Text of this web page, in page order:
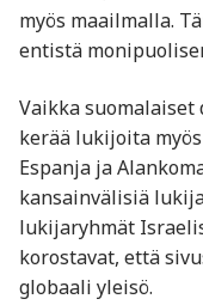
myös maailmalla.
entistä
Vaikka
kerää lukijoita
Espanja ja
kansainvälisiä
lukijaryhmät
korostavat, että
globaali yleisö.